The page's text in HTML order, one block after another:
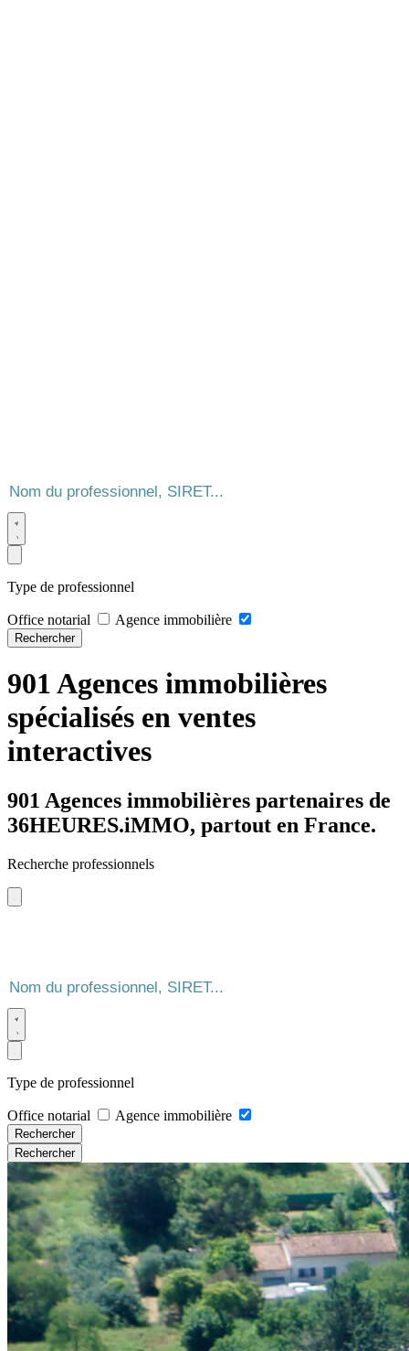
Type de professionnel
Office notarial Agence immobilière
Rechercher
901 Agences immobilières
spécialisés en ventes
interactives
901 Agences immobilières partenaires de
36HEURES.iMMO, partout en France.
Recherche professionnels
Type de professionnel
Office notarial Agence immobilière
Rechercher
Rechercher